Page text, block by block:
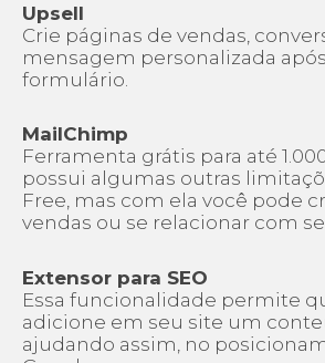
Upsell
Crie páginas de vendas,
mensagem personalizada
formulário.
MailChimp
Ferramenta grátis para até
possui algumas outras
Free, mas com ela você pode
vendas ou se relacionar com
Extensor para SEO
Essa funcionalidade permite
adicione em seu site um
ajudando assim, no